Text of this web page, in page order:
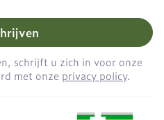
schrijft u zich in voor onze
met onze privacy policy.